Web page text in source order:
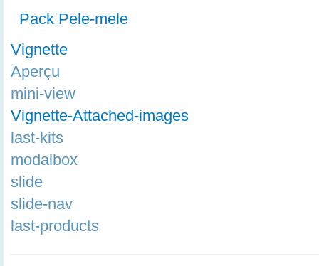
Pack Pele-mele
Vignette
Aperçu
mini-view
Vignette-Attached-images
last-kits
modalbox
slide
slide-nav
last-products